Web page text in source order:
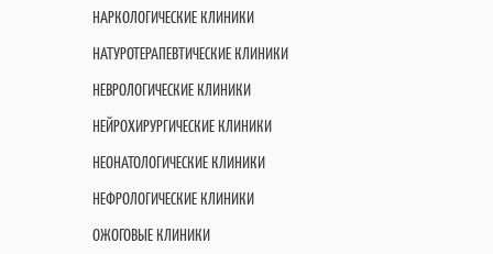
НАРКОЛОГИЧЕСКИЕ КЛИНИКИ
НАТУРОТЕРАПЕВТИЧЕСКИЕ КЛИНИКИ
НЕВРОЛОГИЧЕСКИЕ КЛИНИКИ
НЕЙРОХИРУРГИЧЕСКИЕ КЛИНИКИ
НЕОНАТОЛОГИЧЕСКИЕ КЛИНИКИ
НЕФРОЛОГИЧЕСКИЕ КЛИНИКИ
ОЖОГОВЫЕ КЛИНИКИ